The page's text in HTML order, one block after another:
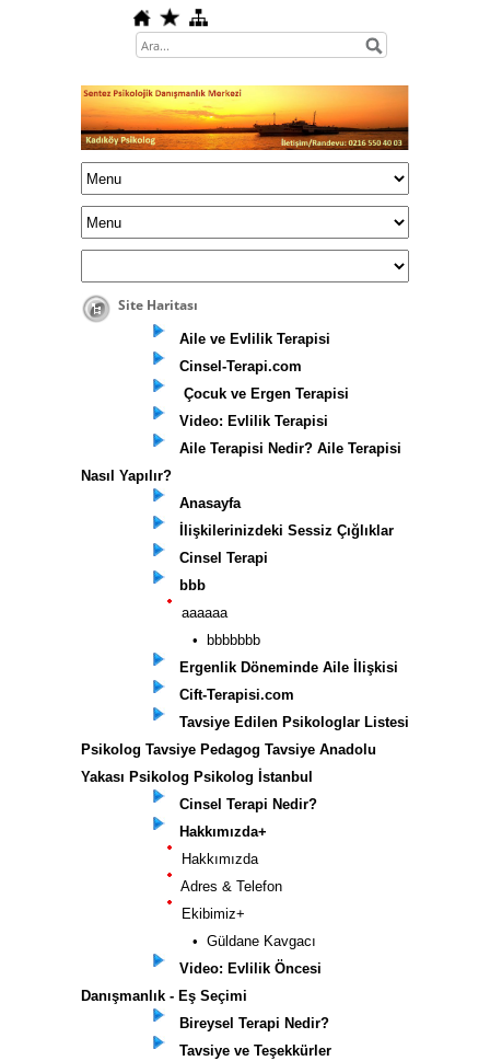
Site Haritası
Aile ve Evlilik Terapisi
Cinsel-Terapi.com
Çocuk ve Ergen Terapisi
Video: Evlilik Terapisi
Aile Terapisi Nedir? Aile Terapisi
Nasıl Yapılır?
Anasayfa
İlişkilerinizdeki Sessiz Çığlıklar
Cinsel Terapi
bbb
aaaaaa
• bbbbbbb
Ergenlik Döneminde Aile İlişkisi
Cift-Terapisi.com
Tavsiye Edilen Psikologlar Listesi
Psikolog Tavsiye Pedagog Tavsiye Anadolu
Yakası Psikolog Psikolog İstanbul
Cinsel Terapi Nedir?
Hakkımızda+
Hakkımızda
Adres & Telefon
Ekibimiz+
• Güldane Kavgacı
Video: Evlilik Öncesi
Danışmanlık - Eş Seçimi
Bireysel Terapi Nedir?
Tavsiye ve Teşekkürler